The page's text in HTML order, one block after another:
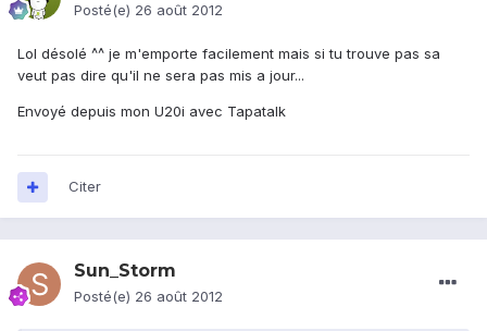
Posté(e) 26 août 2012
Lol désolé ^^ je m'emporte facilement mais si tu trouve pas sa
veut pas dire qu'il ne sera pas mis a jour...
Envoyé depuis mon U20i avec Tapatalk
Citer
Sun_Storm
Posté(e) 26 août 2012